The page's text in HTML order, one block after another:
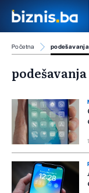
Početna podešavanja
podešavanja